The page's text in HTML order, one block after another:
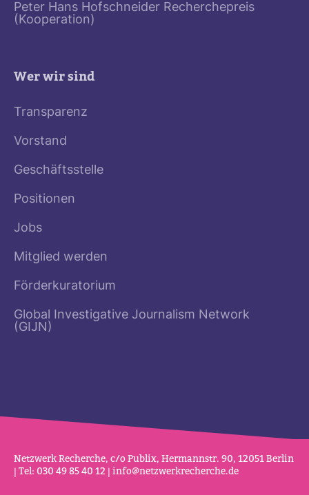
Peter Hans Hofschneider Recherchepreis
(Kooperation)
Wer wir sind
Transparenz
Vorstand
Geschäftsstelle
Positionen
Jobs
Mitglied werden
Förderkuratorium
Global Investigative Journalism Network
(GIJN)
Netz­werk Recherche, c/o Publix, Her­mannstr. 90, 12051 Berlin
| Tel: 030 49 85 40 12 | info@netz­werk­re­cherche.de